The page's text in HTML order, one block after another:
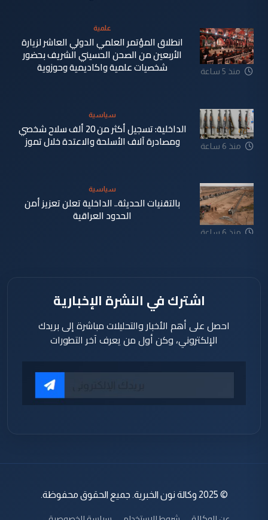
منذ 5 ساعة
علمية
انطلاق المؤتمر العلمي الدولي العاشر لزيارة
الأربعين من الصحن الحسيني الشريف بحضور
شخصيات علمية واكاديمية وحوزوية
منذ 6 ساعة
سياسية
الداخلية: تسجيل أكثر من 20 ألف سلاح شخصي
ومصادرة آلاف الأسلحة والاعتدة خلال تموز
منذ 6 ساعة
سياسية
بالتقنيات الحديثة.. الداخلية تعلن تعزيز أمن
الحدود العراقية
اشترك في النشرة الإخبارية
احصل على أهم الأخبار والتحليلات مباشرة إلى بريدك
الإلكتروني، وكن أول من يعرف آخر التطورات
© 2025 وكالة نون الخبرية. جميع الحقوق محفوظة.